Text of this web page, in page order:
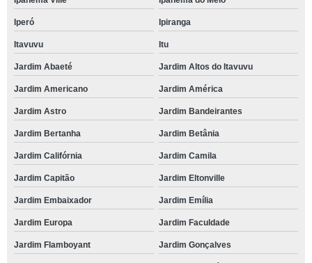
Iperó Ipiranga
Itavuvu Itu
Jardim Abaeté Jardim Altos do Itavuvu
Jardim Americano Jardim América
Jardim Astro Jardim Bandeirantes
Jardim Bertanha Jardim Betânia
Jardim Califórnia Jardim Camila
Jardim Capitão Jardim Eltonville
Jardim Embaixador Jardim Emília
Jardim Europa Jardim Faculdade
Jardim Flamboyant Jardim Gonçalves